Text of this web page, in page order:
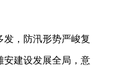
，防汛形势严峻复
建设发展全局，意